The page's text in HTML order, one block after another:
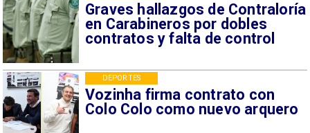
Graves hallazgos de Contraloría
en Carabineros por dobles
contratos y falta de control
Vozinha firma contrato con
Colo Colo como nuevo arquero
DEPORTES